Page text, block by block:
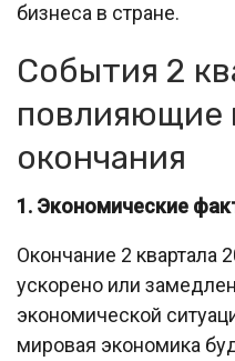
бизнеса в стране.
События 2
повлияющие
окончания
1. Экономические
Окончание 2 квартала
ускорено или
экономической
мировая экономика